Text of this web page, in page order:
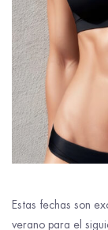
Estas fechas son
verano para el